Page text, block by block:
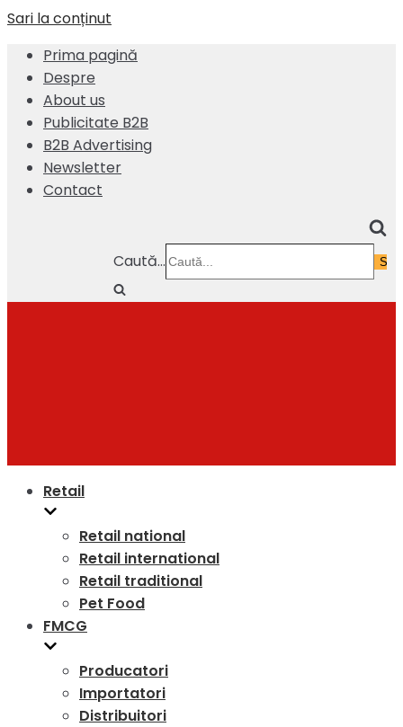
Sari la conținut
Prima pagină
Despre
About us
Publicitate B2B
B2B Advertising
Newsletter
Contact
Caută...
Retail
Retail national
Retail international
Retail traditional
Pet Food
FMCG
Producatori
Importatori
Distribuitori